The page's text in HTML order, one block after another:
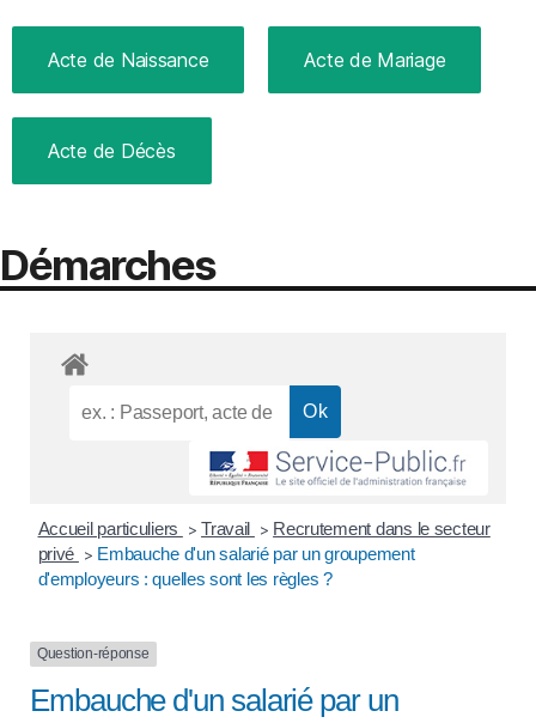
Acte de Naissance Acte de Mariage
Acte de Décès
Démarches
Accueil particuliers > Travail > Recrutement dans le secteur
privé > Embauche d'un salarié par un groupement
d'employeurs : quelles sont les règles ?
Question-réponse
Embauche d'un salarié par un